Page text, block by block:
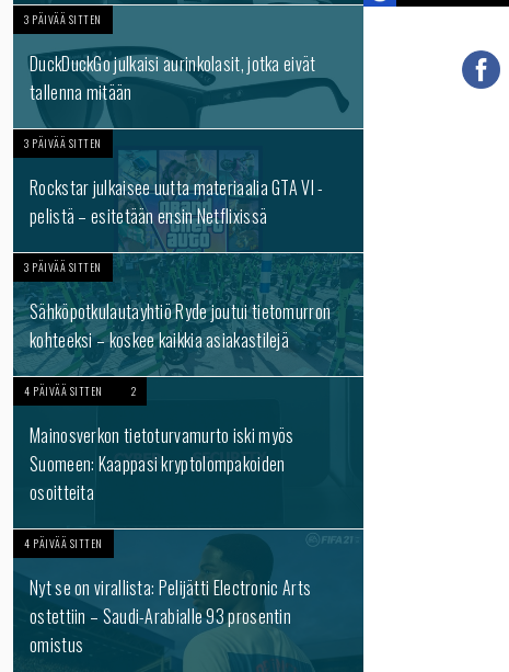
3 PÄIVÄÄ SITTEN
DuckDuckGo julkaisi aurinkolasit, jotka eivät
tallenna mitään
3 PÄIVÄÄ SITTEN
Rockstar julkaisee uutta materiaalia GTA VI -
pelistä – esitetään ensin Netflixissä
3 PÄIVÄÄ SITTEN
Sähköpotkulautayhtiö Ryde joutui tietomurron
kohteeksi – koskee kaikkia asiakastilejä
4 PÄIVÄÄ SITTEN 2
Mainosverkon tietoturvamurto iski myös
Suomeen: Kaappasi kryptolompakoiden
osoitteita
4 PÄIVÄÄ SITTEN
Nyt se on virallista: Pelijätti Electronic Arts
ostettiin – Saudi-Arabialle 93 prosentin
omistus